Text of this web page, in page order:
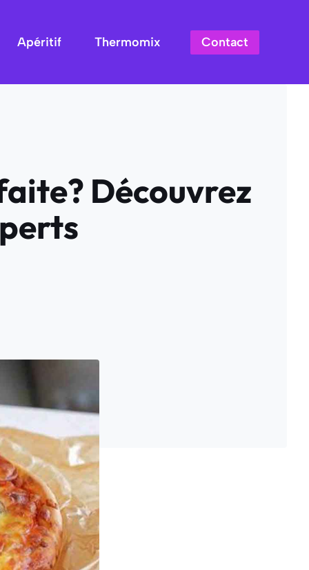
Apéritif Thermomix Contact
Découvrez